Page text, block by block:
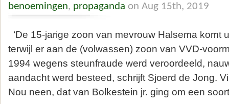
benoemingen, propaganda on Aug 15th, 2019
‘De 15-jarige zoon van mevrouw Halsema komt
terwijl er aan de (volwassen) zoon van VVD-
1994 wegens steunfraude werd veroordeeld,
aandacht werd besteed, schrijft Sjoerd de Jong.
Nou neen, dat van Bolkestein jr. ging om een